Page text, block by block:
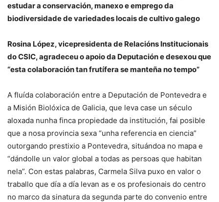
estudar a conservación, manexo e emprego da
biodiversidade de variedades locais de cultivo galego
Rosina López, vicepresidenta de Relacións Institucionais
do CSIC, agradeceu o apoio da Deputación e desexou que
“esta colaboración tan frutífera se manteña no tempo”
A fluída colaboración entre a Deputación de Pontevedra e
a Misión Biolóxica de Galicia, que leva case un século
aloxada nunha finca propiedade da institución, fai posible
que a nosa provincia sexa “unha referencia en ciencia”
outorgando prestixio a Pontevedra, situándoa no mapa e
“dándolle un valor global a todas as persoas que habitan
nela”. Con estas palabras, Carmela Silva puxo en valor o
traballo que día a día levan as e os profesionais do centro
no marco da sinatura da segunda parte do convenio entre